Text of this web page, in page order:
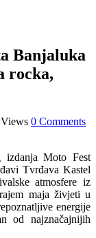
Banjaluka
rocka,
0 Comments
izdanja Moto Fest
Tvrđava Kastel
atmosfere iz
maja živjeti u
energije
od najznačajnijih